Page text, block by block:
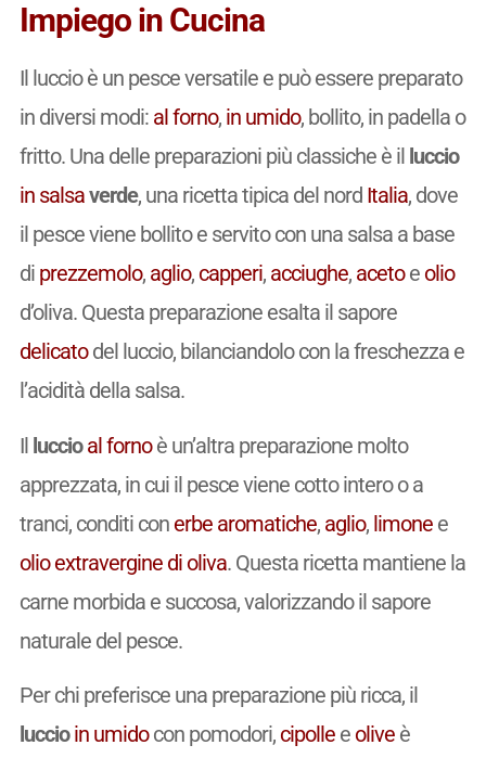
Impiego in Cucina
Il luccio è un pesce versatile e può essere preparato
in diversi modi: al forno, in umido, bollito, in padella o
fritto. Una delle preparazioni più classiche è il luccio
in salsaverde, una ricetta tipica del nord Italia, dove
il pesce viene bollito e servito con una salsa a base
di prezzemolo, aglio, capperi, acciughe, acetoe olio
d’oliva. Questa preparazione esalta il sapore
delicatodel luccio, bilanciandolo con la freschezza e
l’acidità della salsa.
Il luccioal fornoè un’altra preparazione molto
apprezzata, in cui il pesce viene cotto intero o a
tranci, conditi con erbe aromatiche, aglio, limonee
olio extravergine di oliva. Questa ricetta mantiene la
carne morbida e succosa, valorizzando il sapore
naturale del pesce.
Per chi preferisce una preparazione più ricca, il
luccioin umidocon pomodori, cipollee oliveè